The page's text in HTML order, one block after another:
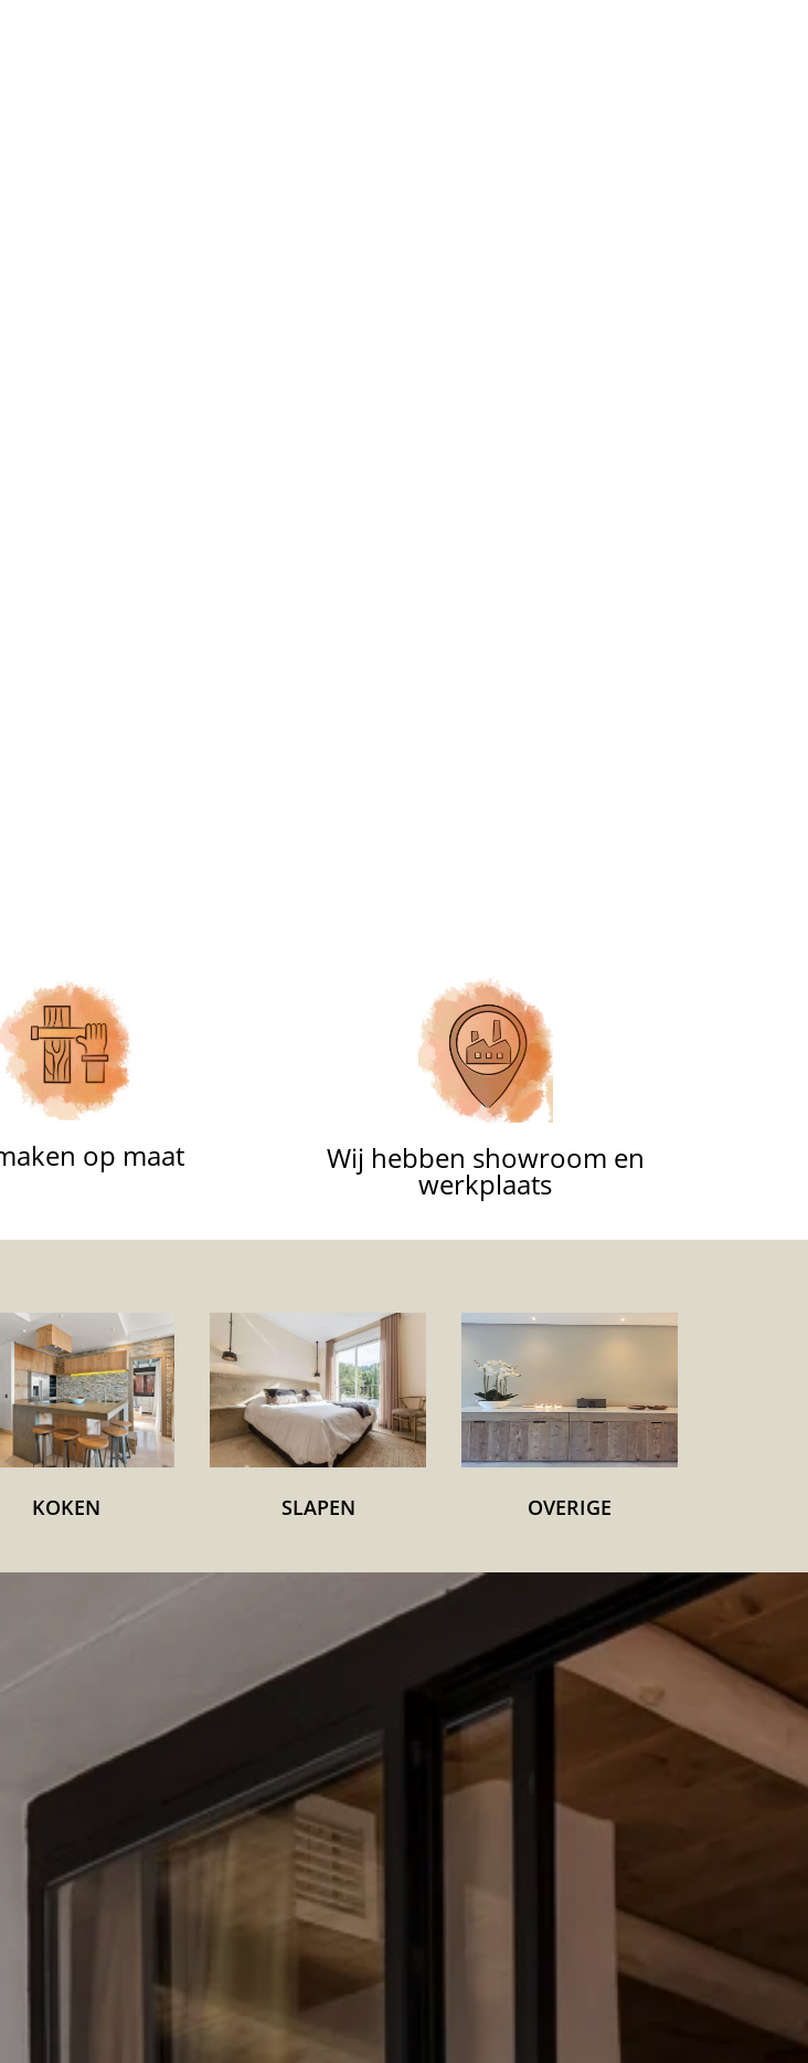
op maat Wij hebben showroom en
werkplaats
KOKEN SLAPEN OVERIGE